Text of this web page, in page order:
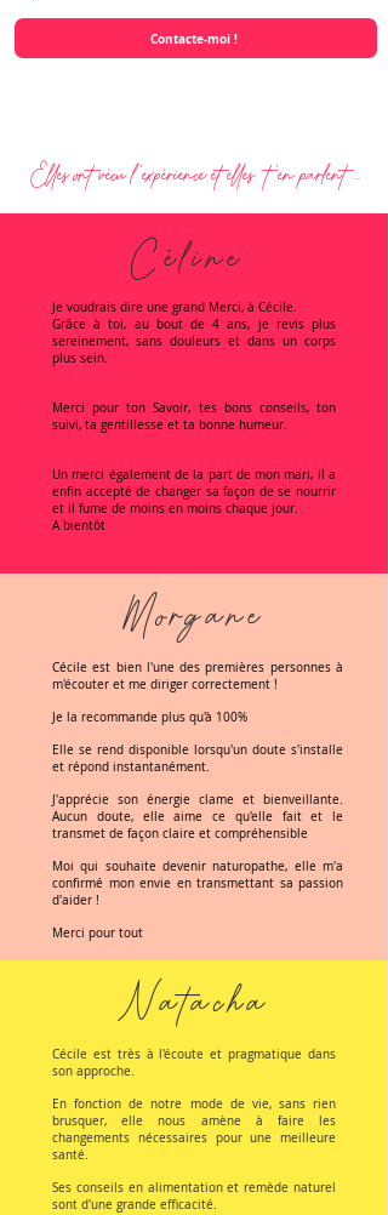
Contacte-moi !
Elles ont vécu l'expérience et elles t'en parlent ...
Céline
Je voudrais dire une grand Merci, à Cécile.
Grâce à toi, au bout de 4 ans, je revis plus
sereinement, sans douleurs et dans un corps
plus sein.
Merci pour ton Savoir, tes bons conseils, ton
suivi, ta gentillesse et ta bonne humeur.
Un merci également de la part de mon mari, il a
enfin accepté de changer sa façon de se nourrir
et il fume de moins en moins chaque jour.
A bientôt
Morgane
Cécile est bien l'une des premières personnes à
m'écouter et me diriger correctement !
Je la recommande plus qu'à 100%
Elle se rend disponible lorsqu'un doute s'installe
et répond instantanément.
J'apprécie son énergie clame et bienveillante.
Aucun doute, elle aime ce qu'elle fait et le
transmet de façon claire et compréhensible
Moi qui souhaite devenir naturopathe, elle m'a
confirmé mon envie en transmettant sa passion
d'aider !
Merci pour tout
Natacha
Cécile est très à l'écoute et pragmatique dans
son approche.
En fonction de notre mode de vie, sans rien
brusquer, elle nous amène à faire les
changements nécessaires pour une meilleure
santé.
Ses conseils en alimentation et remède naturel
sont d'une grande efficacité.